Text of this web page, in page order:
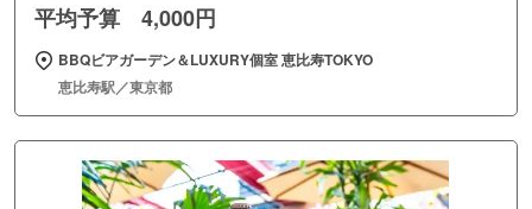
平均予算 4,000円
BBQビアガーデン＆LUXURY個室 恵比寿TOKYO
恵比寿駅／東京都